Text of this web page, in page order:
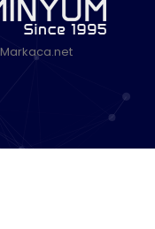
Markaca.net